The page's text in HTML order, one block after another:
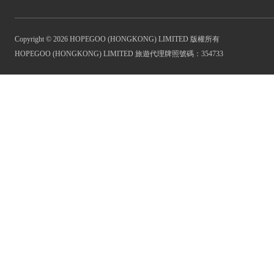
Copyright © 2026 HOPEGOO (HONGKONG) LIMITED 版權所有
HOPEGOO (HONGKONG) LIMITED 旅遊代理牌照號碼：354733